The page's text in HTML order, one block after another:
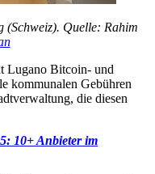
(Schweiz). Quelle: Rahim
Lugano Bitcoin- und
kommunalen Gebühren
die diesen
10+ Anbieter im